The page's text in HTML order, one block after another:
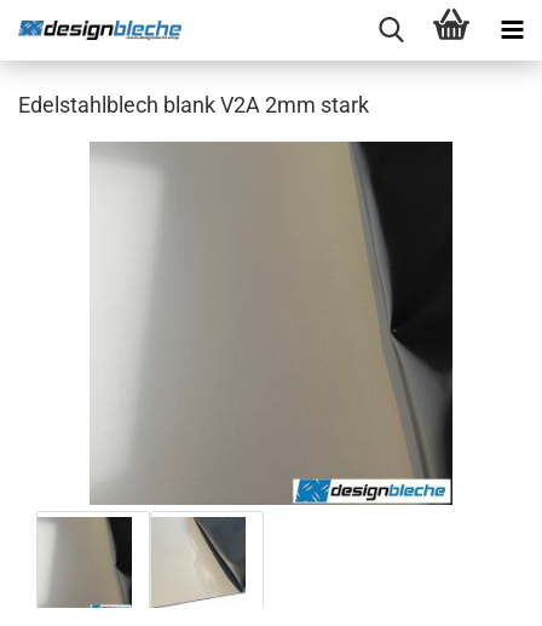
Edelstahlblech blank V2A 2mm stark